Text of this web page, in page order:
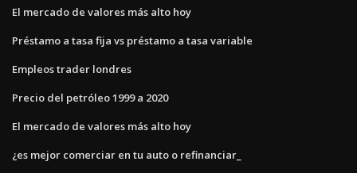
El mercado de valores más alto hoy
Préstamo a tasa fija vs préstamo a tasa variable
Empleos trader londres
Precio del petróleo 1999 a 2020
El mercado de valores más alto hoy
¿es mejor comerciar en tu auto o refinanciar_